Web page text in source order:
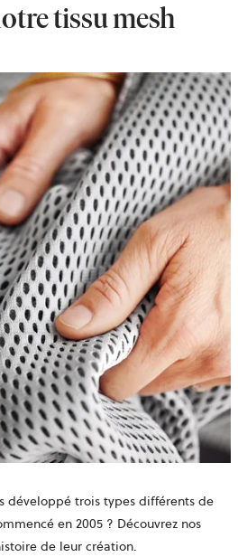
tissu mesh
développé trois types différents de
en 2005 ? Découvrez nos
de leur création.